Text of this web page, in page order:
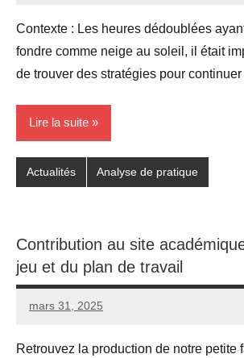
Contexte : Les heures dédoublées
fondre comme neige au soleil, il était
de trouver des stratégies pour
Lire la suite
Actualités Analyse de pratique
Contribution au site
jeu et du plan de travail
mars 31, 2025
Seg0_La_Vraie
Aucun
Retrouvez la production de notre petite